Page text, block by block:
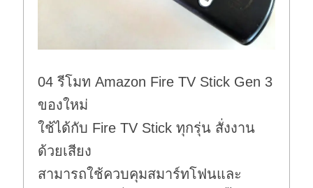
04 รีโมท Amazon Fire TV Stick Gen 3
ของใหม่
ใช้ได้กับ Fire TV Stick ทุกรุ่น สั่งงาน
ด้วยเสียง
สามารถใช้ควบคุมสมาร์ทโฟนและ